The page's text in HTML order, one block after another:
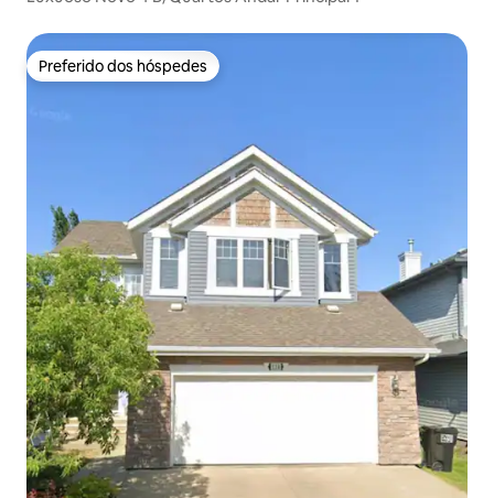
Preferido dos hóspedes
Preferido dos hóspedes